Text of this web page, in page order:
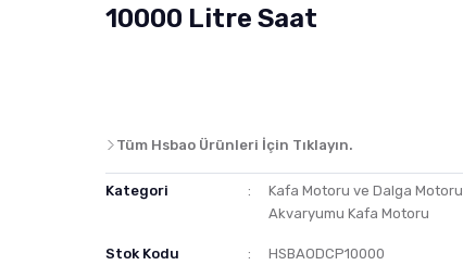
10000 Litre Saat
Tüm Hsbao Ürünleri İçin Tıklayın.
Kategori Kafa Motoru ve Dalga Motoru
Akvaryumu Kafa Motoru
Stok Kodu HSBAODCP10000